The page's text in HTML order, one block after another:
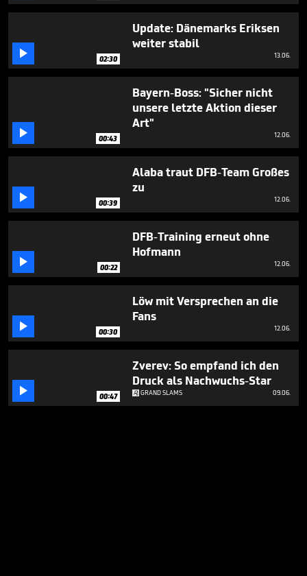
 02:30
Update: Dänemarks Eriksen
weiter stabil
13.06.
 00:43
Bayern-Boss: "Sicher nicht
unsere letzte Aktion dieser
Art"
12.06.
 00:39
Alaba traut DFB-Team Großes
zu
12.06.
 00:22
DFB-Training erneut ohne
Hofmann
12.06.
 00:30
Löw mit Versprechen an die
Fans
12.06.
 00:47
Zverev: So empfand ich den
Druck als Nachwuchs-Star
GRAND SLAMS 09.06.